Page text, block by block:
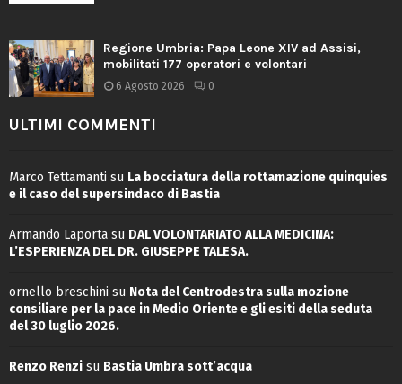
Regione Umbria: Papa Leone XIV ad Assisi,
mobilitati 177 operatori e volontari
6 Agosto 2026 0
ULTIMI COMMENTI
Marco Tettamanti su La bocciatura della rottamazione quinquies
e il caso del supersindaco di Bastia
Armando Laporta su DAL VOLONTARIATO ALLA MEDICINA:
L’ESPERIENZA DEL DR. GIUSEPPE TALESA.
ornello breschini su Nota del Centrodestra sulla mozione
consiliare per la pace in Medio Oriente e gli esiti della seduta
del 30 luglio 2026.
Renzo Renzi su Bastia Umbra sott’acqua